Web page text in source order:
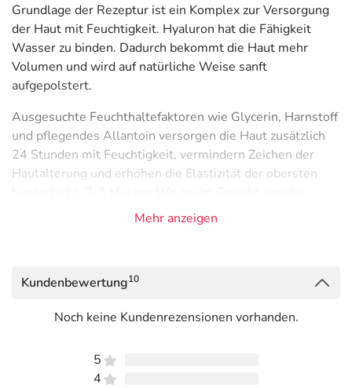
Grundlage der Rezeptur ist ein Komplex zur Versorgung
der Haut mit Feuchtigkeit. Hyaluron hat die Fähigkeit
Wasser zu binden. Dadurch bekommt die Haut mehr
Volumen und wird auf natürliche Weise sanft
aufgepolstert.
Ausgesuchte Feuchthaltefaktoren wie Glycerin, Harnstoff
und pflegendes Allantoin versorgen die Haut zusätzlich
24 Stunden mit Feuchtigkeit, vermindern Zeichen der
Hautalterung und erhöhen die Elastizität der obersten
Augenpartie und auf dem Dekolleté auftragen. Das Gel
zieht sehr schnell ein, fettet nicht und kann daher auch
gestresst aussehender Haut entgegenwirken.
Retterspitz Hyalurongel ist frei von Alkohol,
sensibilisierenden Geruchsstoffen.
Mehr anzeigen
Kundenbewertung10
Noch keine Kundenrezensionen vorhanden.
5
4